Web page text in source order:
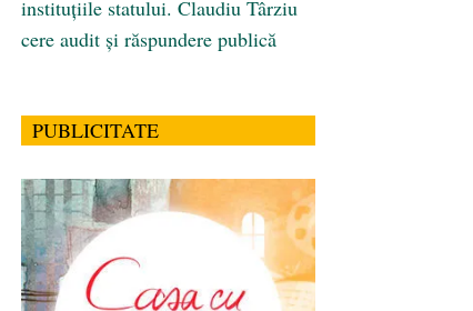
instituțiile statului. Claudiu Târziu
cere audit și răspundere publică
PUBLICITATE